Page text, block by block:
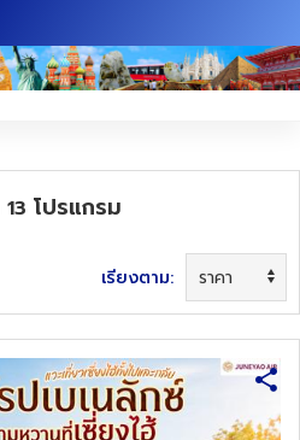
13 โปรแกรม
เรียงตาม: